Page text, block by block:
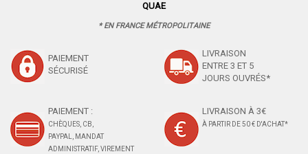
QUAE
* EN FRANCE MÉTROPOLITAINE
PAIEMENT
SÉCURISÉ
LIVRAISON
ENTRE 3 ET 5
JOURS OUVRÉS*
PAIEMENT :
CHÈQUES, CB,
PAYPAL, MANDAT
ADMINISTRATIF, VIREMENT
LIVRAISON À 3€
À PARTIR DE 50 € D'ACHAT*